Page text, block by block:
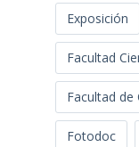
Exposición
Facultad
Facultad de
Fotodoc